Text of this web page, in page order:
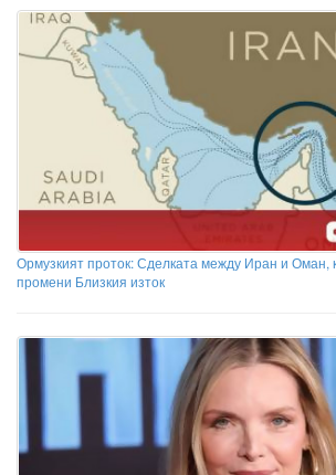
Ормузкият проток: Сделката между Иран и Оман,
промени Близкия изток